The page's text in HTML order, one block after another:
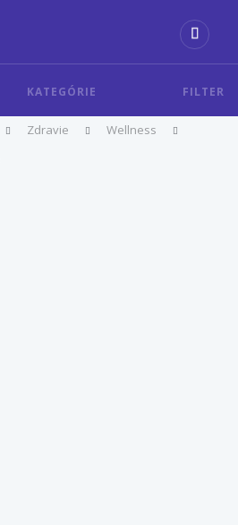
KATEGÓRIE FILTER
Zdravie
Wellness